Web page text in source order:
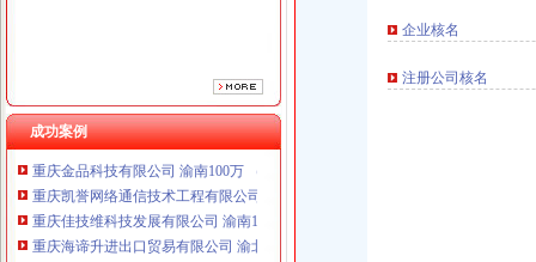
成功案例
重庆晒微科技有限公司 渝南3万 （工商注册）
重庆欧氏科技发展有限公司 渝九50万 （进出口权）
重庆市明诚塑料制品有限责任公司 渝高100万 （进出口权）
重庆金品科技有限公司 渝南100万 （进出口权）
重庆凯誉网络通信技术工程有限公司 渝中300万 （工商变更）
重庆佳技维科技发展有限公司 渝南100万 （进出口权）
重庆海谛升进出口贸易有限公司 渝北100万 （进出口权）
重庆逸道医疗器械有限公司
企业核名
注册公司核名